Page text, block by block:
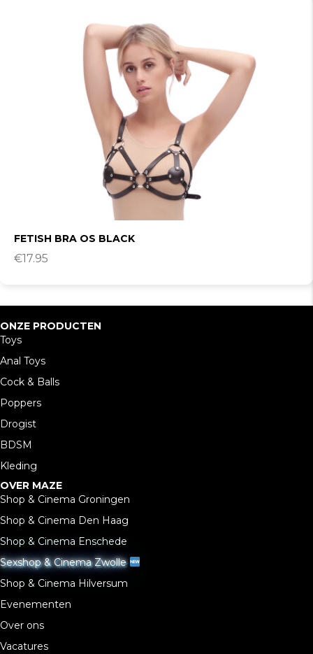
FETISH BRA OS BLACK
€17.95
ONZE PRODUCTEN
Toys
Anal Toys
Cock & Balls
Poppers
Drogist
BDSM
Kleding
OVER MAZE
Shop & Cinema Groningen
Shop & Cinema Den Haag
Shop & Cinema Enschede
Sexshop & Cinema Zwolle
Shop & Cinema Hilversum
Evenementen
Over ons
Vacatures